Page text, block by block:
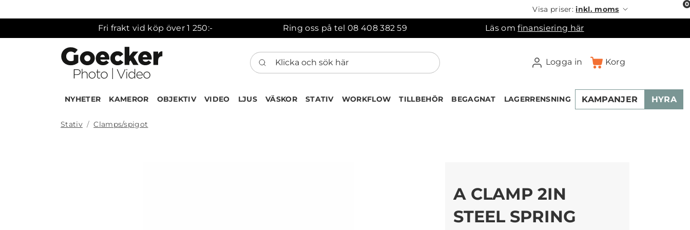
Visa priser:inkl. moms
Fri frakt vid köp över 1 250:- Ring oss på tel 08 408 382 59 Läs omfinansiering här
Klicka och sök här
Logga in Korg
0
NYHETER KAMEROR OBJEKTIV VIDEO LJUS VÄSKOR STATIV WORKFLOW TILLBEHÖR BEGAGNAT LAGERRENSNING KAMPANJER HYRA
Stativ Clamps/spigot
A CLAMP 2IN
STEEL SPRING